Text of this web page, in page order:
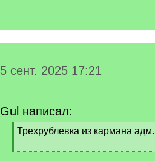
5 сент. 2025 17:21
Gul написал:
[
]
Трехрублевка из кармана
[